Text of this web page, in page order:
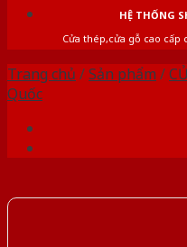
HỆ THỐNG
Cửa thép,cửa gỗ cao cấp
Trang chủ /Sản phẩm /
Quốc